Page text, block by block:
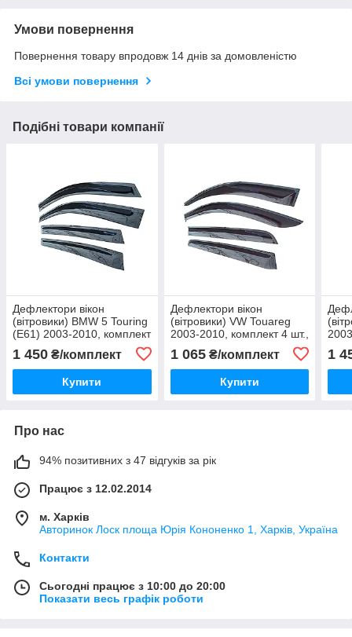
Умови повернення
Повернення товару впродовж 14 днів за домовленістю
Всі умови повернення
Подібні товари компанії
Дефлектори вікон
(вітровики) BMW 5 Touring
(E61) 2003-2010, комплект
1 450 ₴/комплект
Купити
Дефлектори вікон
(вітровики) VW Touareg
2003-2010, комплект 4 шт.,
1 065₴/комплект
Купити
1
Про нас
94% позитивних з 47 відгуків за рік
Працює з 12.02.2014
м. Харків
Авторинок Лоск площа Юрія Кононенко 1, Харків, Україна
Контакти
Сьогодні працює з 10:00 до 20:00
Показати весь графік роботи